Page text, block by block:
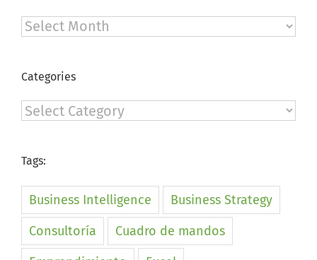
Archives
Categories
Categories
Tags:
Business Intelligence
Business Strategy
Consultoría
Cuadro de mandos